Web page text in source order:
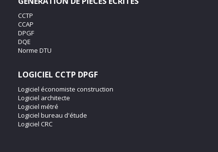
CCTP
CCAP
DPGF
DQE
Norme DTU
LOGICIEL CCTP DPGF
Logiciel économiste construction
Logiciel architecte
Logiciel métré
Logiciel bureau d'étude
Logiciel CRC